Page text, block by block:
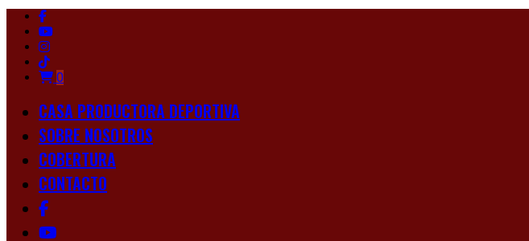
0
CASA PRODUCTORA DEPORTIVA
SOBRE NOSOTROS
COBERTURA
CONTACTO